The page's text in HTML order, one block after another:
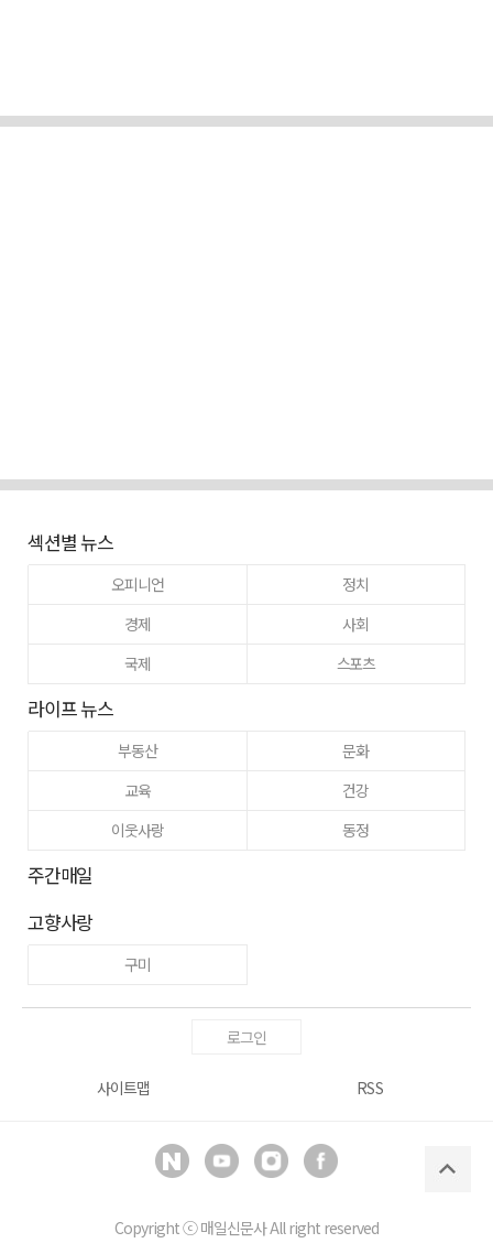
섹션별 뉴스
오피니언
정치
경제
사회
국제
스포츠
라이프 뉴스
부동산
문화
교육
건강
이웃사랑
동정
주간매일
고향사랑
구미
로그인
사이트맵 RSS
Copyright ⓒ매일신문사All right reserved